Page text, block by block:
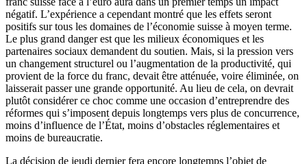
négatif. L’expérience a cependant montré que les effets seront
positifs sur tous les domaines de l’économie suisse à moyen terme.
Le plus grand danger est que les milieux économiques et les
partenaires sociaux demandent du soutien. Mais, si la pression vers
un changement structurel ou l’augmentation de la productivité, qui
provient de la force du franc, devait être atténuée, voire éliminée, on
laisserait passer une grande opportunité. Au lieu de cela, on devrait
plutôt considérer ce choc comme une occasion d’entreprendre des
réformes qui s’imposent depuis longtemps vers plus de concurrence,
moins d’influence de l’État, moins d’obstacles réglementaires et
moins de bureaucratie.
La décision de jeudi dernier fera encore longtemps l’objet de